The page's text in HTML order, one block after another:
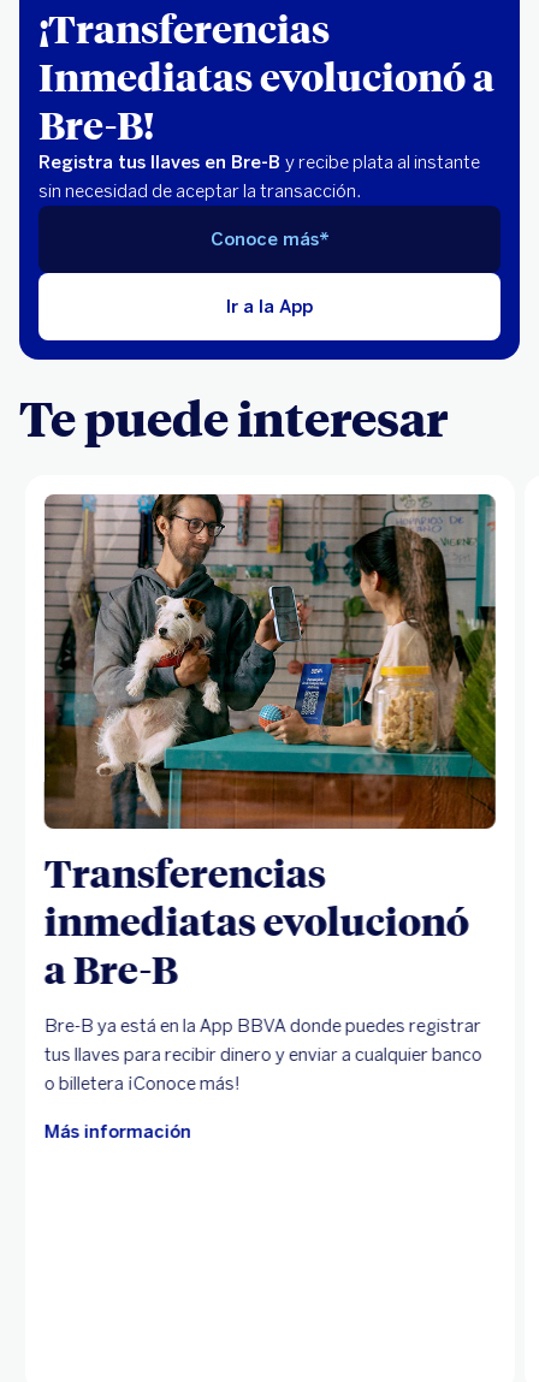
¡Transferencias
Inmediatas evolucionó a
Bre-B!
Registra tus llaves en Bre-B y recibe plata al instante
sin necesidad de aceptar la transacción.
Ir a la App
Conoce más*
Te puede interesar
Transferencias
inmediatas evolucionó
a Bre-B
Bre-B ya está en la App BBVA donde puedes registrar
tus llaves para recibir dinero y enviar a cualquier banco
o billetera ¡Conoce más!
Más información